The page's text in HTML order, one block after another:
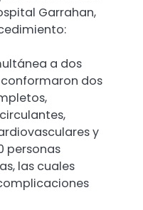
Garrahan,
a dos
dos
y
personas
las cuales